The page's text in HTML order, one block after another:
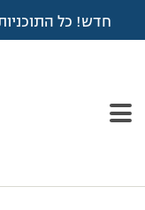
חדש! כל
עמוד הבית >דיונים>
מוצגות 2 תגובות – 1 עד 2 (מתוך 2 סה״כ)